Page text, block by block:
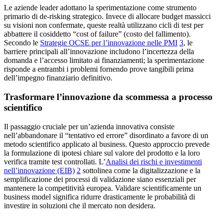
Le aziende leader adottano la sperimentazione come strumento
primario di de-risking strategico. Invece di allocare budget massicci
su visioni non confermate, queste realtà utilizzano cicli di test per
abbattere il cosiddetto “cost of failure” (costo del fallimento).
Secondo le Strategie OCSE per l’innovazione nelle PMI 3, le
barriere principali all’innovazione includono l’incertezza della
domanda e l’accesso limitato ai finanziamenti; la sperimentazione
risponde a entrambi i problemi fornendo prove tangibili prima
dell’impegno finanziario definitivo.
Trasformare l’innovazione da scommessa a processo
scientifico
Il passaggio cruciale per un’azienda innovativa consiste
nell’abbandonare il “tentativo ed errore” disordinato a favore di un
metodo scientifico applicato al business. Questo approccio prevede
la formulazione di ipotesi chiare sul valore del prodotto e la loro
verifica tramite test controllati. L’Analisi dei rischi e investimenti
nell’innovazione (EIB) 2 sottolinea come la digitalizzazione e la
semplificazione dei processi di validazione siano essenziali per
mantenere la competitività europea. Validare scientificamente un
business model significa ridurre drasticamente le probabilità di
investire in soluzioni che il mercato non desidera.